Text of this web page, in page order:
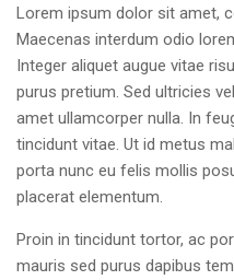
Lorem ipsum dolor sit amet,
Maecenas interdum odio
Integer aliquet augue vitae
purus pretium. Sed ultricies
amet ullamcorper nulla. In
tincidunt vitae. Ut id metus
porta nunc eu felis mollis
placerat elementum.
Proin in tincidunt tortor, ac
mauris sed purus dapibus